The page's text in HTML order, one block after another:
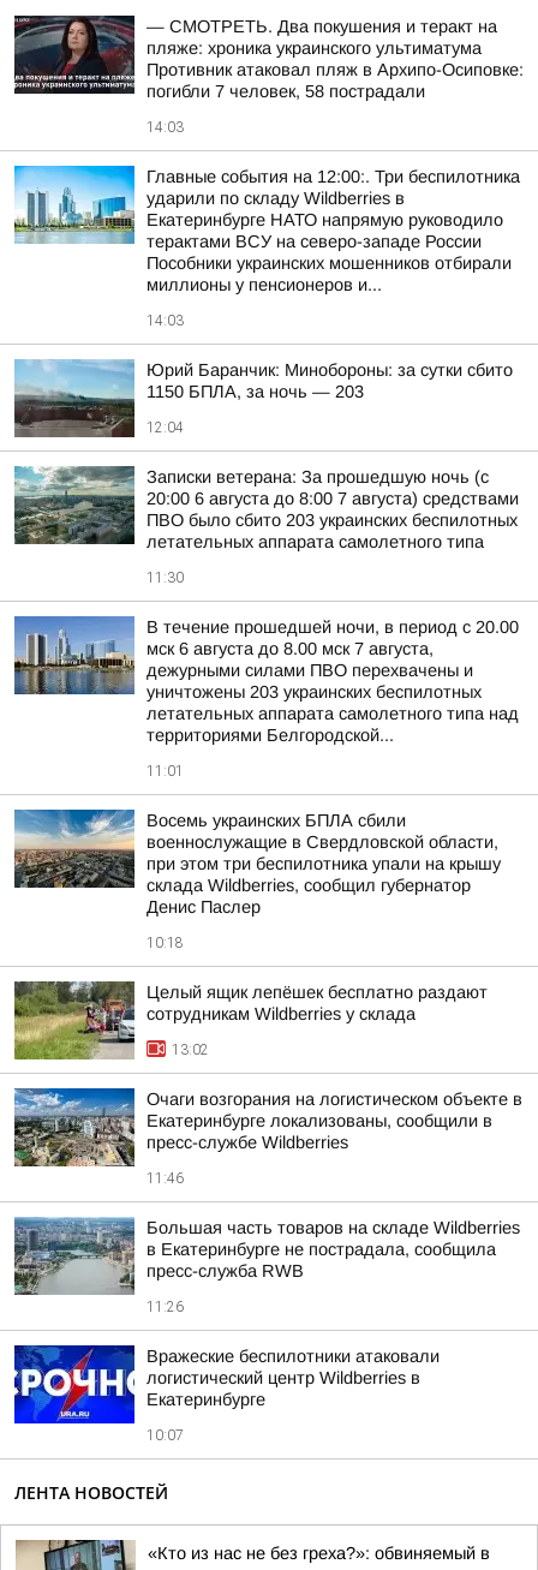
— СМОТРЕТЬ. Два покушения и теракт на
пляже: хроника украинского ультиматума
Противник атаковал пляж в Архипо-Осиповке:
погибли 7 человек, 58 пострадали
14:03
Главные события на 12:00:. Три беспилотника
ударили по складу Wildberries в
Екатеринбурге НАТО напрямую руководило
терактами ВСУ на северо-западе России
Пособники украинских мошенников отбирали
миллионы у пенсионеров и...
14:03
Юрий Баранчик: Минобороны: за сутки сбито
1150 БПЛА, за ночь — 203
12:04
Записки ветерана: За прошедшую ночь (с
20:00 6 августа до 8:00 7 августа) средствами
ПВО было сбито 203 украинских беспилотных
летательных аппарата самолетного типа
11:30
В течение прошедшей ночи, в период с 20.00
мск 6 августа до 8.00 мск 7 августа,
дежурными силами ПВО перехвачены и
уничтожены 203 украинских беспилотных
летательных аппарата самолетного типа над
территориями Белгородской...
11:01
Восемь украинских БПЛА сбили
военнослужащие в Свердловской области,
при этом три беспилотника упали на крышу
склада Wildberries, сообщил губернатор
Денис Паслер
10:18
Целый ящик лепёшек бесплатно раздают
сотрудникам Wildberries у склада
13:02
Очаги возгорания на логистическом объекте в
Екатеринбурге локализованы, сообщили в
пресс-службе Wildberries
11:46
Большая часть товаров на складе Wildberries
в Екатеринбурге не пострадала, сообщила
пресс-служба RWB
11:26
Вражеские беспилотники атаковали
логистический центр Wildberries в
Екатеринбурге
10:07
ЛЕНТА НОВОСТЕЙ
«Кто из нас не без греха?»: обвиняемый в